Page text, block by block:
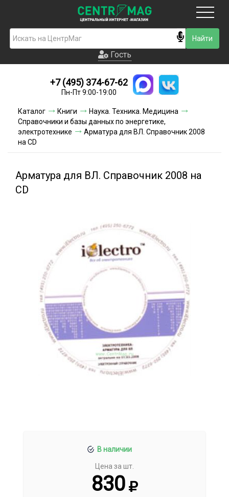
Гость
Новинки
Условия доставки
Условия оплаты
Акции и скидки
Гость
+7 (495) 374-67-62
Пн-Пт 9:00-19:00
Каталог Книги
Наука. Техника. Медицина
Справочники и базы данных по энергетике,
электротехнике
Арматура для ВЛ. Справочник 2008
на CD
Арматура для ВЛ. Справочник 2008 на
CD
В наличии
Цена за шт.
830